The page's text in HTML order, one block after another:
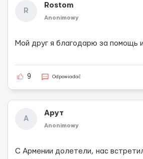
R
Rostom
Anonimowy
Мой друг я благодарю за помощь
9 Odpowiadać
А
Арут
Anonimowy
С Армении долетели, нас